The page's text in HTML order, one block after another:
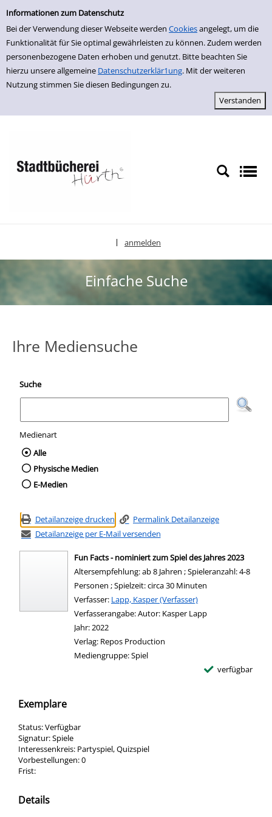
Einfache Suche
Informationen zum Datenschutz
Bei der Verwendung dieser Webseite werden Cookiesangelegt, um die
Funktionalität für Sie optimal gewährleisten zu können. Zudem werden
personenbezogene Daten erhoben und genutzt. Bitte beachten Sie
hierzu unsere allgemeine Datenschutzerklär1ung. Mit der weiteren
Nutzung stimmen Sie diesen Bedingungen zu.
zur Navigation springen
zum Inhalt springen
Zur Detailanzeige springen
anmelden
Einfache Suche
Ihre Mediensuche
Suche
Medienart
Wählen Sie die Medienart nach der Sie
Alle
Physische Medien
E-Medien
Detailanzeige drucken
Permalink Detailanzeige
Detailanzeige per E-Mail versenden
Fun Facts - nominiert zum Spiel des Jahres 2023
Altersempfehlung: ab 8 Jahren ; Spieleranzahl: 4-8
Personen ; Spielzeit: circa 30 Minuten
Verfasser: Suche nach diesem Verfasser
Lapp, Kasper (Verfasser)
Verfasserangabe:Autor: Kasper Lapp
Jahr:2022
Verlag: Repos Production
Mediengruppe:Spiel
verfügbar
Exemplare
Status:Verfügbar
Signatur:Spiele
Interessenkreis: Partyspiel, Quizspiel
Vorbestellungen:0
Frist:
Details